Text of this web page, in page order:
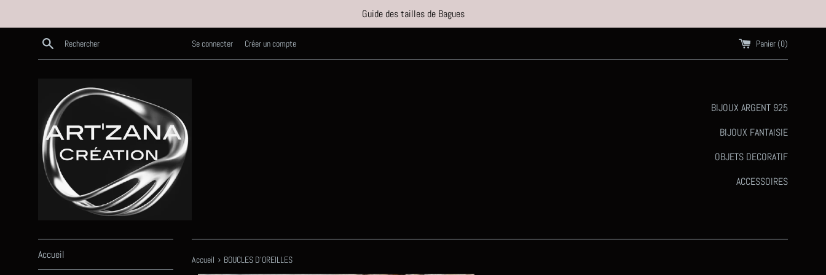
Guide des tailles de Bagues
Recherche Se connecter Créer un compte Panier (0)
BIJOUX ARGENT 925
BIJOUX FANTAISIE
OBJETS DECORATIF
ACCESSOIRES
Accueil Accueil › BOUCLES D'OREILLES